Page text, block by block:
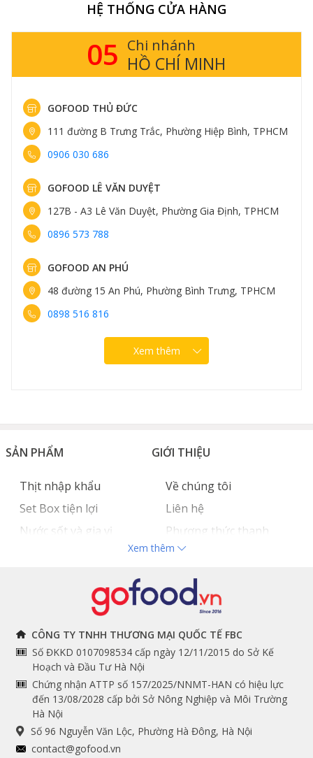
HỆ THỐNG CỬA HÀNG
05 Chi nhánh
HỒ CHÍ MINH
GOFOOD THỦ ĐỨC
111 đường B Trưng Trắc, Phường Hiệp Bình, TPHCM
0906 030 686
GOFOOD LÊ VĂN DUYỆT
127B - A3 Lê Văn Duyệt, Phường Gia Định, TPHCM
0896 573 788
GOFOOD AN PHÚ
48 đường 15 An Phú, Phường Bình Trưng, TPHCM
0898 516 816
Xem thêm
SẢN PHẨM
Thịt nhập khẩu
Set Box tiện lợi
Nước sốt và gia vị
GIỚI THIỆU
Về chúng tôi
Liên hệ
Phương thức thanh
toán
Tuyển dụng
THÔNG TIN
Chính sách và quy định
chung
Hướng dẫn đặt hàng
Cam kết chất lượng
THEO DÕI NGAY
Facebook
Instagram
Youtube
Tiktok
Xem thêm
CÔNG TY TNHH THƯƠNG MẠI QUỐC TẾ FBC
Số ĐKKD 0107098534 cấp ngày 12/11/2015 do Sở Kế
Hoạch và Đầu Tư Hà Nội
Chứng nhận ATTP số 157/2025/NNMT-HAN có hiệu lực
đến 13/08/2028 cấp bởi Sở Nông Nghiệp và Môi Trường
Hà Nội
Số 96 Nguyễn Văn Lộc, Phường Hà Đông, Hà Nội
contact@gofood.vn